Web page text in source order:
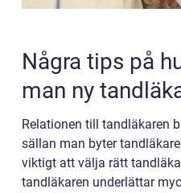
Några tips på
man ny
Relationen till tandläkaren
sällan man byter
viktigt att välja rätt
tandläkaren underlättar